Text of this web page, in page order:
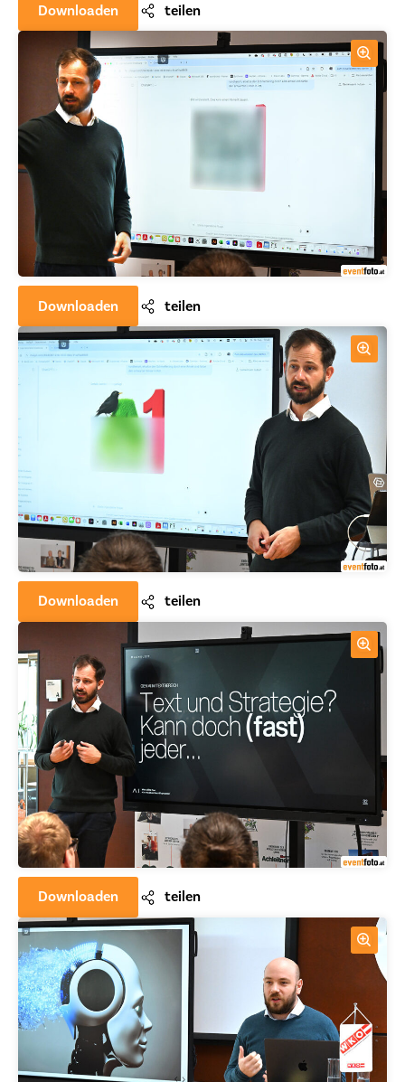
Downloaden teilen
Downloaden teilen
Downloaden teilen
Downloaden teilen